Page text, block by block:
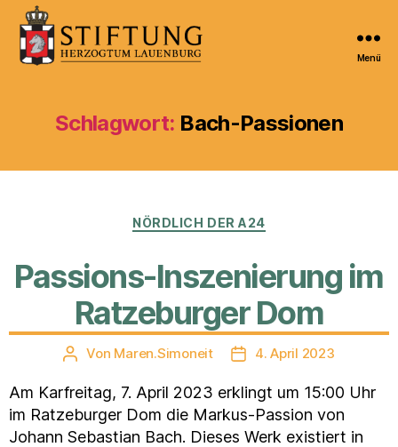
Stiftung
Herzogtum
Menü
Schlagwort: Bach-Passionen
Kategorien
NÖRDLICH DER A24
Passions-Inszenierung im
Ratzeburger Dom
Beitragsautor
Von Maren.Simoneit Veröffentlichungsdatum
4. April 2023
Am Karfreitag, 7. April 2023 erklingt um 15:00 Uhr
im Ratzeburger Dom die Markus-Passion von
Johann Sebastian Bach. Dieses Werk existiert in